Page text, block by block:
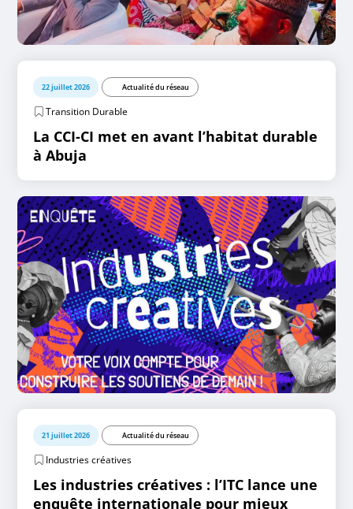
22 juillet 2026 Actualité du réseau
Transition Durable
La CCI-CI met en avant l’habitat durable
à Abuja
21 juillet 2026 Actualité du réseau
Industries créatives
Les industries créatives : l’ITC lance une
enquête internationale pour mieux